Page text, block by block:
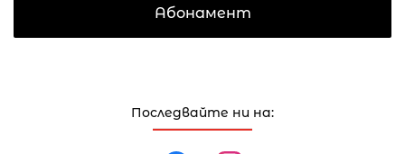
Последвайте ни на:
Абонамент